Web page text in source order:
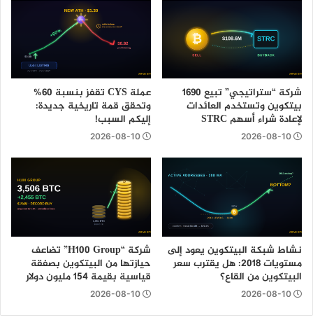
شركة “ستراتيجي” تبيع 1690
بيتكوين وتستخدم العائدات
لإعادة شراء أسهم STRC
2026-08-10
عملة CYS تقفز بنسبة 60%
وتحقق قمة تاريخية جديدة:
إليكم السبب!
2026-08-10
نشاط شبكة البيتكوين يعود إلى
مستويات 2018: هل يقترب سعر
البيتكوين من القاع؟
2026-08-10
شركة “H100 Group” تضاعف
حيازتها من البيتكوين بصفقة
قياسية بقيمة 154 مليون دولار
2026-08-10